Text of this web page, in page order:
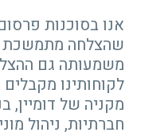
שהצלחה מתמשכת
משמעותה גם
מקניה של
חברתיות, ניהול